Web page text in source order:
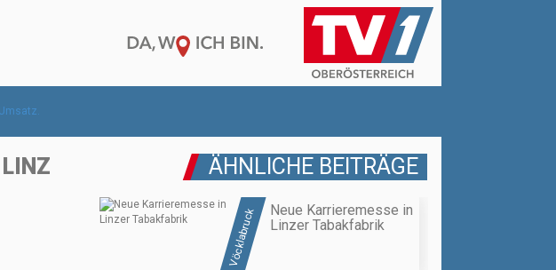
ÄHNLICHE BEITRÄGE
Vöcklabruck
Neue Karrieremesse in
Linzer Tabakfabrik